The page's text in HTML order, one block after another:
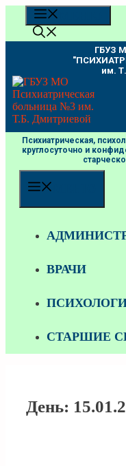
Перейти
содержимому
ГБУЗ
им.
Психиатрическая,
круглосуточно и
ВРАЧИ
СТАРШИЕ
День: